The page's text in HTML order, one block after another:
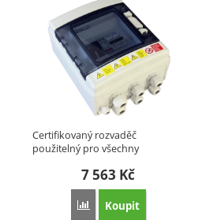
Certifikovaný rozvaděč
použitelný pro všechny
7 563 Kč
Porovnat
Koupit